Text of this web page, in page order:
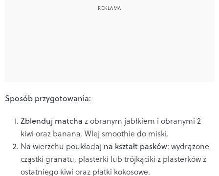
Sposób przygotowania:
Zblenduj matcha z obranym jabłkiem i obranymi 2
kiwi oraz banana. Wlej smoothie do miski.
Na wierzchu poukładaj na kształt pasków: wydrążone
cząstki granatu, plasterki lub trójkąciki z plasterków z
ostatniego kiwi oraz płatki kokosowe.